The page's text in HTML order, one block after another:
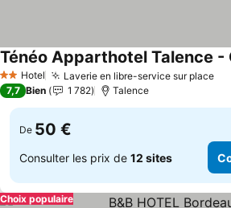
2 Étoiles
Hotel Laverie en libre-service sur place
Ténéo Apparthotel Talence -
7,7 Bien 1 782 Talence
De 50 €
Consulter les prix de 12 sites
Choix populaire